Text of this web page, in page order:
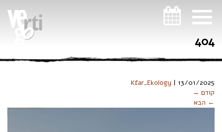
404
Kfar_Ekology | 13/01/2025
קודם →
← הבא